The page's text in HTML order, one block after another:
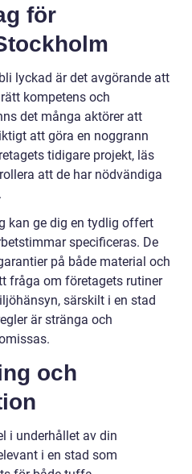
för
lyckad är det avgörande att
kompetens och
det många aktörer att
att göra en noggrann
tidigare projekt, läs
att de har nödvändiga
kan ge dig en tydlig offert
specificeras. De
på både material och
fråga om företagets rutiner
särskilt i en stad
är stränga och
och
i underhållet av din
i en stad som